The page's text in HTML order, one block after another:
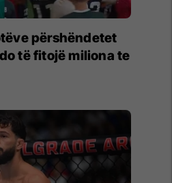
përshëndetet
të fitojë miliona te